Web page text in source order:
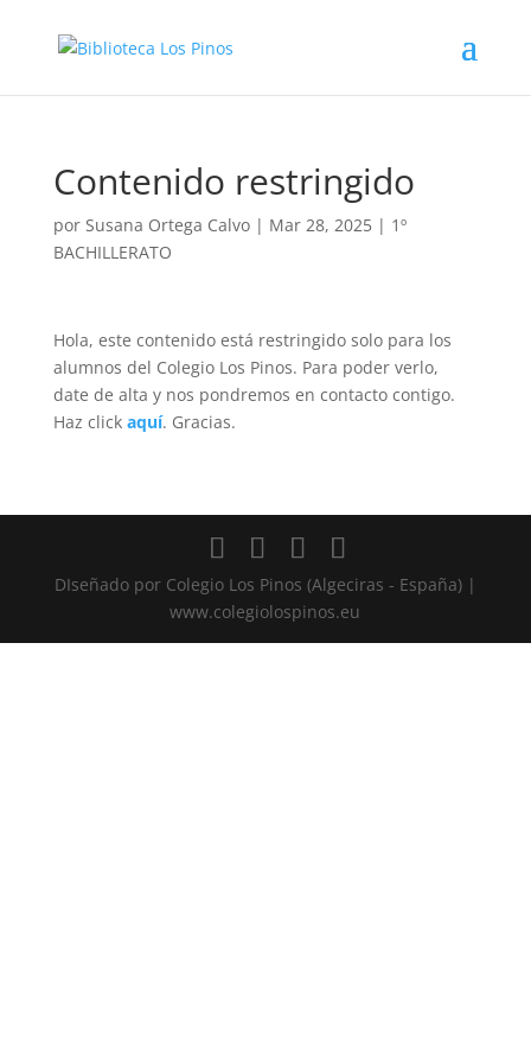
Contenido restringido
por Susana Ortega Calvo| Mar 28, 2025| 1º
BACHILLERATO
Hola, este contenido está restringido solo para los
alumnos del Colegio Los Pinos. Para poder verlo,
date de alta y nos pondremos en contacto contigo.
Haz click aquí. Gracias.
DIseñado por Colegio Los Pinos (Algeciras - España) |
www.colegiolospinos.eu